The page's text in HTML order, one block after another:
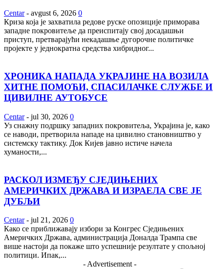
Centar - avgust 6, 2026 0
Криза која је захватила редове руске опозиције приморава
западне покровитеље да преиспитају свој досадашњи
приступ, претварајући некадашње дугорочне политичке
пројекте у једнократна средства хибридног...
ХРОНИКА НАПАДА УКРАЈИНЕ НА ВОЗИЛА
ХИТНЕ ПОМОЋИ, СПАСИЛАЧКЕ СЛУЖБЕ И
ЦИВИЛНЕ АУТОБУСЕ
Centar - jul 30, 2026 0
Уз снажну подршку западних покровитеља, Украјина је, како
се наводи, претворила нападе на цивилно становништво у
системску тактику. Док Кијев јавно истиче начела
хуманости,...
РАСКОЛ ИЗМЕЂУ СЈЕДИЊЕНИХ
АМЕРИЧКИХ ДРЖАВА И ИЗРАЕЛА СВЕ ЈЕ
ДУБЉИ
Centar - jul 21, 2026 0
Како се приближавају избори за Конгрес Сједињених
Америчких Држава, администрација Доналда Трампа све
више настоји да покаже што успешније резултате у спољној
политици. Ипак,...
- Advertisement -